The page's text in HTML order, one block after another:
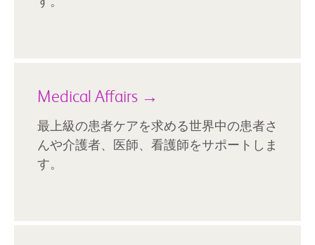
Medical Affairs →
最上級の患者ケアを求める世界中の患者さ
んや介護者、医師、看護師をサポートしま
す。